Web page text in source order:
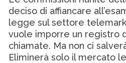
deciso di affiancare
legge sul settore
vuole imporre un registro
chiamate. Ma non ci
Eliminerà solo il mercato